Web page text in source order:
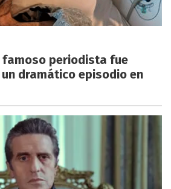
famoso periodista fue
dramático episodio en